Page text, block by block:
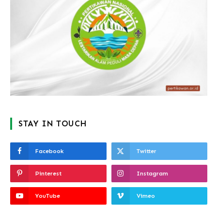
STAY IN TOUCH
Facebook Twitter
Pinterest Instagram
YouTube Vimeo